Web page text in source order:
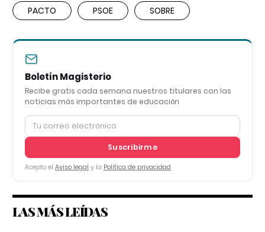
PACTO PSOE SOBRE
Boletín Magisterio
Recibe gratis cada semana nuestros titulares con las
noticias más importantes de educación
Suscribirme
Acepto el Aviso legal y la Política de privacidad
LAS MÁS LEÍDAS